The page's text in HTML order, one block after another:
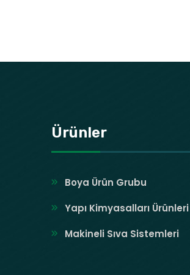
Ürünler
Boya Ürün Grubu
Yapı Kimyasalları Ürünleri
Makineli Sıva Sistemleri